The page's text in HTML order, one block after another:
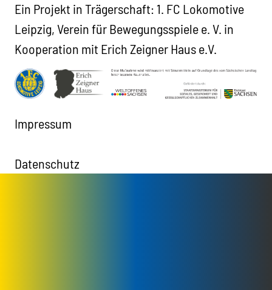
Ein Projekt in Trägerschaft: 1. FC Lokomotive
Leipzig, Verein für Bewegungsspiele e. V. in
Kooperation mit Erich Zeigner Haus e.V.
Impressum
Datenschutz